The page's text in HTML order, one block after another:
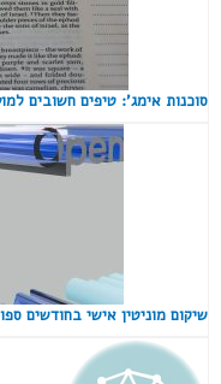
סוכנות אימג': טיפים חשובים
שיקום מוניטין אישי בחודשים